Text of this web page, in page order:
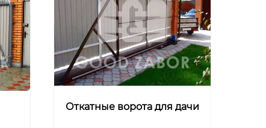
Откатные ворота для дачи